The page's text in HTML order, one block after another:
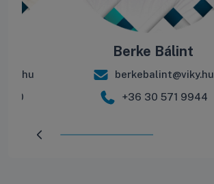
Berke Bálint
berkebalint@viky.hu
+36 30 571 9944